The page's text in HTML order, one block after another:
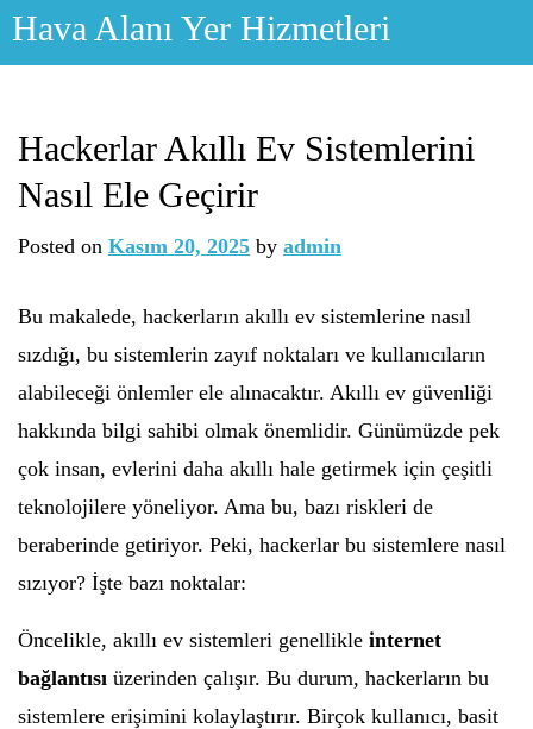
Skip
Hava Alanı Yer Hizmetleri
Hackerlar Akıllı Ev Sistemlerini
Nasıl Ele Geçirir
Posted on Kasım 20, 2025 by admin
Bu makalede, hackerların akıllı ev sistemlerine nasıl
sızdığı, bu sistemlerin zayıf noktaları ve kullanıcıların
alabileceği önlemler ele alınacaktır. Akıllı ev güvenliği
hakkında bilgi sahibi olmak önemlidir. Günümüzde pek
çok insan, evlerini daha akıllı hale getirmek için çeşitli
teknolojilere yöneliyor. Ama bu, bazı riskleri de
beraberinde getiriyor. Peki, hackerlar bu sistemlere nasıl
sızıyor? İşte bazı noktalar:
Öncelikle, akıllı ev sistemleri genellikle internet
bağlantısı üzerinden çalışır. Bu durum, hackerların bu
sistemlere erişimini kolaylaştırır. Birçok kullanıcı, basit